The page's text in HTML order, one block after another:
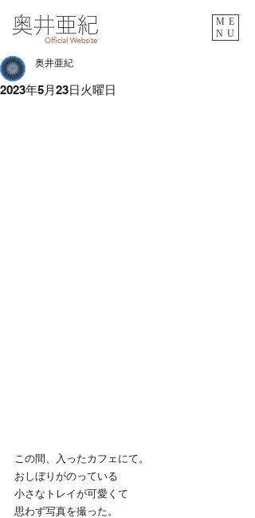
ME
NU
2023年5月23日火曜日
奥井亜紀
この間、入ったカフェにて。
おしぼりがのっている
小さなトレイが可愛くて
思わず写真を撮った。